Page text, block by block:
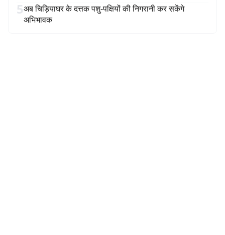
5अब चिड़ियाघर के दत्तक पशु-पक्षियों की निगरानी कर सकेंगे
अभिभावक